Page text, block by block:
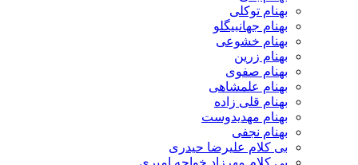
بهنام توکلی
بهنام جهانبیگلو
بهنام خشوعی
بهنام زرین
بهنام صفوی
بهنام علمشاهی
بهنام قلی زاده
بهنام مهدیدوست
بهنام نجفی
بی کلام علیرضا حیدری